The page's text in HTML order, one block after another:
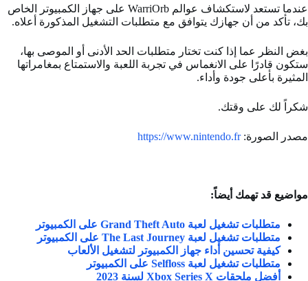
عندما تستعد لاستكشاف عوالم WarriOrb على جهاز الكمبيوتر الخاص
بك، تأكد من أن جهازك يتوافق مع متطلبات التشغيل المذكورة أعلاه.
بغض النظر عما إذا كنت تختار متطلبات الحد الأدنى أو الموصى بها،
ستكون قادرًا على الانغماس في تجربة اللعبة والاستمتاع بمغامراتها
المثيرة بأعلى جودة وأداء.
شكراً لك على وقتك.
مصدر الصورة:https://www.nintendo.fr
مواضيع قد تهمك أيضاً:
متطلبات تشغيل لعبة Grand Theft Auto على الكمبيوتر
متطلبات تشغيل لعبة The Last Journey على الكمبيوتر
كيفية تحسين أداء جهاز الكمبيوتر لتشغيل الألعاب
متطلبات تشغيل لعبة Selfloss على الكمبيوتر
أفضل ملحقات Xbox Series X لسنة 2023